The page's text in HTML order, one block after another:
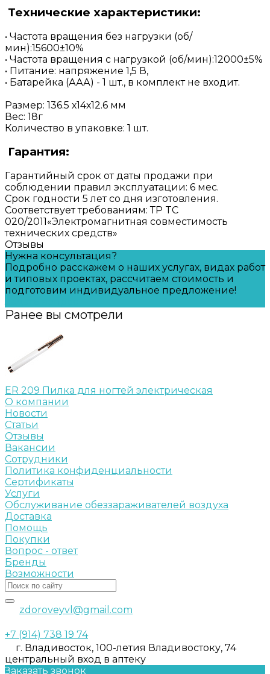
Технические характеристики:
• Частота вращения без нагрузки (об/
мин):15600±10%
• Частота вращения с нагрузкой (об/мин):12000±5%
• Питание: напряжение 1,5 В,
• Батарейка (ААА) - 1 шт., в комплект не входит.
Размер: 136.5 х14х12.6 мм
Вес: 18г
Количество в упаковке: 1 шт.
Гарантия:
Гарантийный срок от даты продажи при
соблюдении правил эксплуатации: 6 мес.
Срок годности 5 лет со дня изготовления.
Соответствует требованиям: ТР TC
020/2011«Электромагнитная совместимость
технических средств»
Отзывы
Нужна консультация?
Подробно расскажем о наших услугах, видах работ
и типовых проектах, рассчитаем стоимость и
подготовим индивидуальное предложение!
Ранее вы смотрели
ER 209 Пилка для ногтей электрическая
О компании
Новости
Статьи
Отзывы
Вакансии
Сотрудники
Политика конфиденциальности
Сертификаты
Услуги
Обслуживание обеззараживателей воздуха
Доставка
Помощь
Покупки
Вопрос - ответ
Бренды
Возможности
zdoroveyvl@gmail.com
+7 (914) 738 19 74
г. Владивосток, 100-летия Владивостоку, 74
центральный вход в аптеку
Заказать звонок